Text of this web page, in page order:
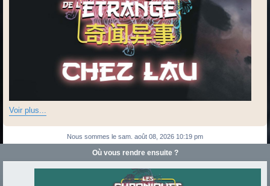
Voir plus...
Nous sommes le sam. août 08, 2026 10:19 pm
Où vous rendre ensuite ?